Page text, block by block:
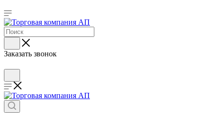
Заказать звонок